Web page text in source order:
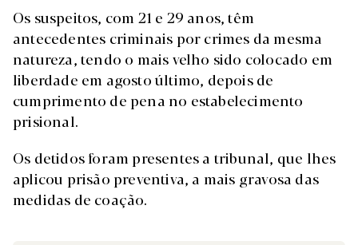
Os suspeitos, com 21 e 29 anos, têm
antecedentes criminais por crimes da mesma
natureza, tendo o mais velho sido colocado em
liberdade em agosto último, depois de
cumprimento de pena no estabelecimento
prisional.
Os detidos foram presentes a tribunal, que lhes
aplicou prisão preventiva, a mais gravosa das
medidas de coação.